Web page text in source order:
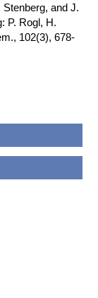
and J.
P. Rogl, H.
102(3), 678-